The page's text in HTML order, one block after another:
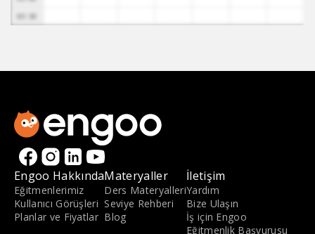
Engoo Hakkında
Eğitmenlerimiz
Kullanıcı Görüşleri
Planlar ve Fiyatlar
Materyaller
Ders Materyalleri
Seviye Rehberi
Blog
İletişim
Yardım
Bize Ulaşın
İş için Engoo
Eğitmenlik Başvurusu